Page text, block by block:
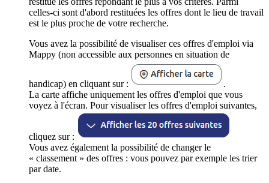
celles-ci sont d'abord restituées les offres dont le lieu de travail
est le plus proche de votre recherche.
Vous avez la possibilité de visualiser ces offres d'emploi via
Mappy (non accessible aux personnes en situation de
handicap) en cliquant sur :
.
La carte affiche uniquement les offres d'emploi que vous
voyez à l'écran. Pour visualiser les offres d'emploi suivantes,
cliquez sur :
Vous avez également la possibilité de changer le
« classement » des offres : vous pouvez par exemple les trier
par date.